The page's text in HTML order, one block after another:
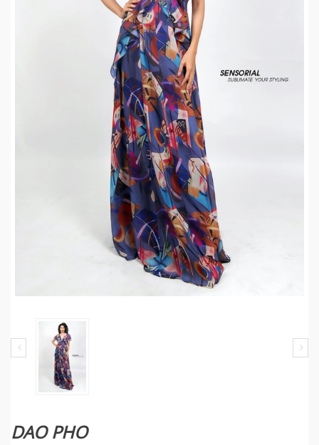
DAO PHO